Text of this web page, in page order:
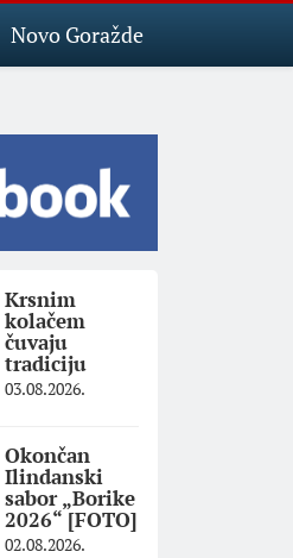
Novo Goražde
Krsnim
kolačem
čuvaju
tradiciju
03.08.2026.
Okončan
Ilindanski
sabor „Borike
2026“ [FOTO]
02.08.2026.